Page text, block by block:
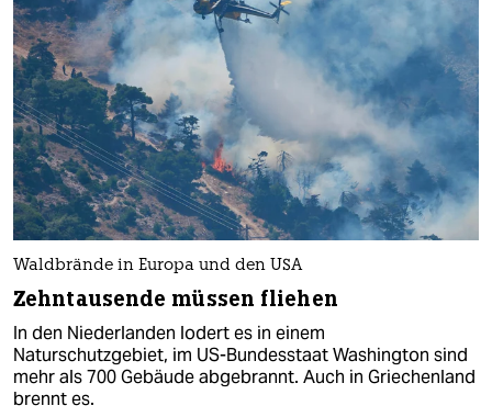
Waldbrände in Europa und den USA
Zehntausende müssen fliehen
In den Niederlanden lodert es in einem
Naturschutzgebiet, im US-Bundesstaat Washington sind
mehr als 700 Gebäude abgebrannt. Auch in Griechenland
brennt es.